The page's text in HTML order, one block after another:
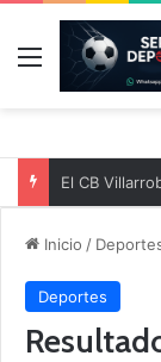
Menú
Inicio /
Deportes